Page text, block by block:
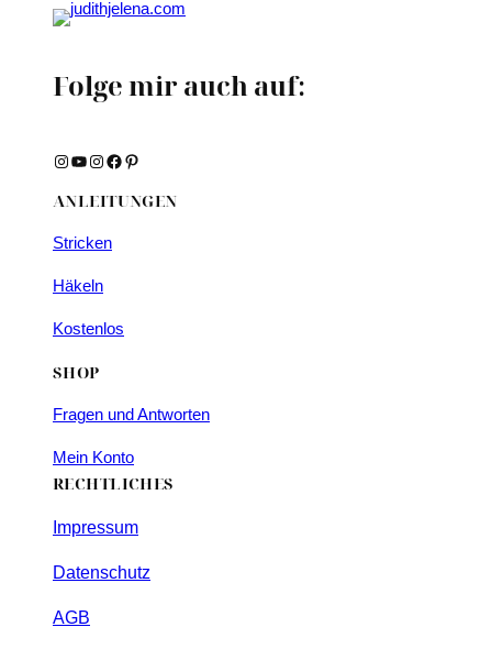
Folge mir auch auf:
Instagram YouTube Instagram Facebook Pinterest
ANLEITUNGEN
Stricken
Häkeln
Kostenlos
SHOP
Fragen und Antworten
Mein Konto
RECHTLICHES
Impressum
Datenschutz
AGB